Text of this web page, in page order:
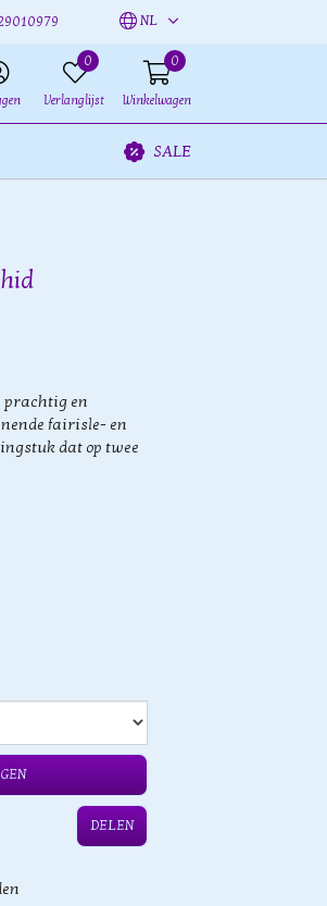
NL
0
Verlanglijst
0
Winkelwagen
SALE
prachtig en
fairisle- en
dat op twee
DELEN